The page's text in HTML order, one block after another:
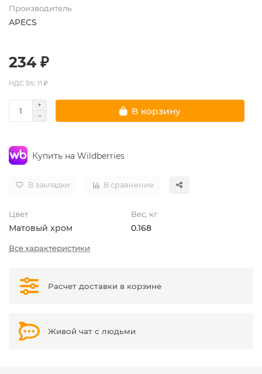
Производитель
APECS
234 ₽
НДС 5%: 11 ₽
В корзину
Купить на Wildberries
В закладки В сравнение
Цвет
Матовый хром
Вес, кг
0.168
Все характеристики
Расчет доставки в корзине
Живой чат с людьми